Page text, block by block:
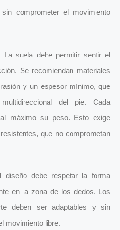
comprometer el movimiento
La suela debe permitir sentir el
Se recomiendan materiales
y un espesor mínimo, que
del pie. Cada
máximo su peso. Esto exige
que no comprometan
diseño debe respetar la forma
en la zona de los dedos. Los
deben ser adaptables y sin
movimiento libre.